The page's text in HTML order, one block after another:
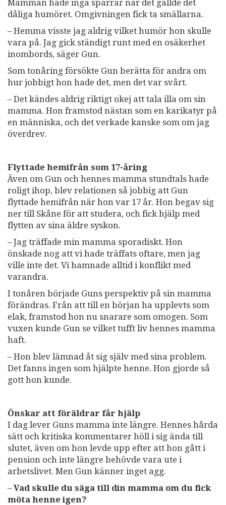
Mamman hade inga spärrar när det gällde det
dåliga humöret. Omgivningen fick ta smällarna.
– Hemma visste jag aldrig vilket humör hon skulle
vara på. Jag gick ständigt runt med en osäkerhet
inombords, säger Gun.
Som tonåring försökte Gun berätta för andra om
hur jobbigt hon hade det, men det var svårt.
– Det kändes aldrig riktigt okej att tala illa om sin
mamma. Hon framstod nästan som en karikatyr på
en människa, och det verkade kanske som om jag
överdrev.
Flyttade hemifrån som 17-åring
Även om Gun och hennes mamma stundtals hade
roligt ihop, blev relationen så jobbig att Gun
flyttade hemifrån när hon var 17 år. Hon begav sig
ner till Skåne för att studera, och fick hjälp med
flytten av sina äldre syskon.
– Jag träffade min mamma sporadiskt. Hon
önskade nog att vi hade träffats oftare, men jag
ville inte det. Vi hamnade alltid i konflikt med
varandra.
I tonåren började Guns perspektiv på sin mamma
förändras. Från att till en början ha upplevts som
elak, framstod hon nu snarare som omogen. Som
vuxen kunde Gun se vilket tufft liv hennes mamma
haft.
– Hon blev lämnad åt sig själv med sina problem.
Det fanns ingen som hjälpte henne. Hon gjorde så
gott hon kunde.
Önskar att föräldrar får hjälp
I dag lever Guns mamma inte längre. Hennes hårda
sätt och kritiska kommentarer höll i sig ända till
slutet, även om hon levde upp efter att hon gått i
pension och inte längre behövde vara ute i
arbetslivet. Men Gun känner inget agg.
–Vad skulle du säga till din mamma om du fick
möta henne igen?